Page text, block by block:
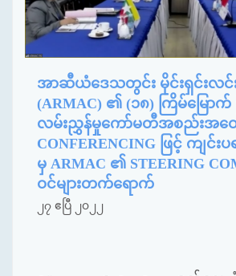
အာဆီယံဒေသတွင်း မိုင်းရှင်းလင်
(ARMAC) ၏ (၁၈) ကြိမ်မြောက်
လမ်းညွှန်မှုကော်မတီအစည်းအဝေ
CONFERENCING ဖြင့် ကျင်းပ
မှ ARMAC ၏ STEERING
ဝင်များတက်ရောက်
၂၇ ဧပြီ ၂၀၂၂